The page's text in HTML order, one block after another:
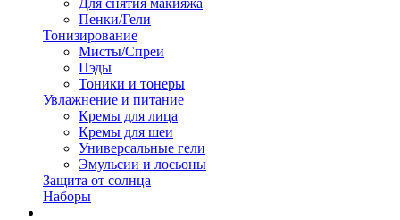
Для снятия макияжа
Пенки/Гели
Тонизирование
Мисты/Спреи
Пэды
Тоники и тонеры
Увлажнение и питание
Кремы для лица
Кремы для шеи
Универсальные гели
Эмульсии и лосьоны
Защита от солнца
Наборы